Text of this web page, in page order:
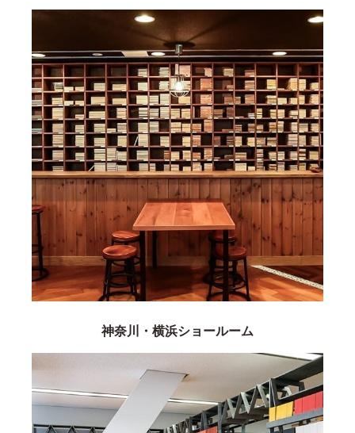
神奈川・横浜ショールーム